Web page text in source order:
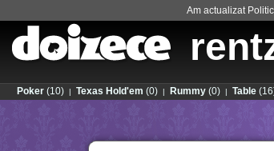
Am actualizat
Poker (10) | Texas Hold'em (0) | Rummy (0) | Table